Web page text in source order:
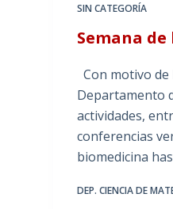
SIN CATEGORÍA
Semana de
Con motivo de
Departamento
actividades,
conferencias
biomedicina
DEP. CIENCIA DE